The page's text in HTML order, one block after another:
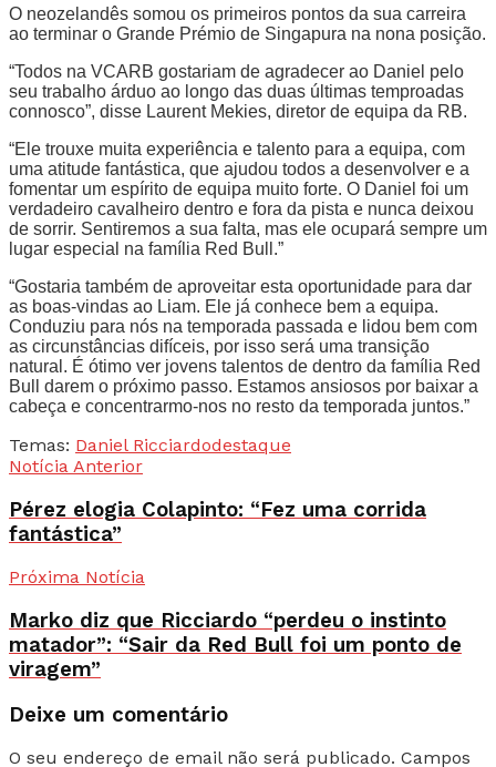
O neozelandês somou os primeiros pontos da sua carreira
ao terminar o Grande Prémio de Singapura na nona posição.
“Todos na VCARB gostariam de agradecer ao Daniel pelo
seu trabalho árduo ao longo das duas últimas temproadas
connosco”, disse Laurent Mekies, diretor de equipa da RB.
“Ele trouxe muita experiência e talento para a equipa, com
uma atitude fantástica, que ajudou todos a desenvolver e a
fomentar um espírito de equipa muito forte. O Daniel foi um
verdadeiro cavalheiro dentro e fora da pista e nunca deixou
de sorrir. Sentiremos a sua falta, mas ele ocupará sempre um
lugar especial na família Red Bull.”
“Gostaria também de aproveitar esta oportunidade para dar
as boas-vindas ao Liam. Ele já conhece bem a equipa.
Conduziu para nós na temporada passada e lidou bem com
as circunstâncias difíceis, por isso será uma transição
natural. É ótimo ver jovens talentos de dentro da família Red
Bull darem o próximo passo. Estamos ansiosos por baixar a
cabeça e concentrarmo-nos no resto da temporada juntos.”
Temas: Daniel Ricciardodestaque
Notícia Anterior
Pérez elogia Colapinto: “Fez uma corrida
fantástica”
Próxima Notícia
Marko diz que Ricciardo “perdeu o instinto
matador”: “Sair da Red Bull foi um ponto de
viragem”
Deixe um comentário
O seu endereço de email não será publicado. Campos